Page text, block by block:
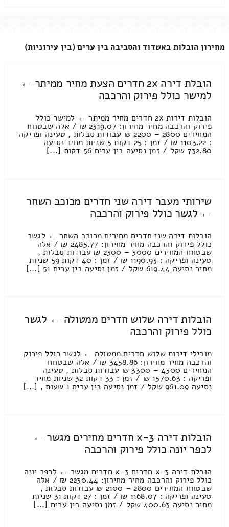
מחירון הובלות באשדוד והסביבה בין ערים (בין עירוניות)
הובלת דירה 2x חדרים הצעת מחיר ממיתר ←
למישר כולל פירוק והרכבה
הובלות דירות 2x חדרים מחיר ממיתר ← למישר כולל
פירוק והרכבה מחיר מחירון: 2319.07 ₪ / אלה שבטווח
המחירים 2800 – 2200 ₪ עבודות סבלות , טעינה ופריקה
: 1103.22 ₪ / זמן : 25 דקות 5 שניות מחיר נסיעה
732.80 שקל / זמן נסיעה בין ערים 56 דקות [...]
שירותי מעבר דירה שני חדרים מכוכב השחר
← לגשר כולל פירוק והרכבה
הובלות דירה שני חדרים מחירים מכוכב השחר ← לגשר
כולל פירוק והרכבה מחיר מחירון: 2485.77 ₪ / אלה
שבטווח המחירים 3000 – 2300 ₪ עבודות סבלות ,
טעינה ופריקה : 1190.93 ₪ / זמן : 40 דקות 59 שניות
מחיר נסיעה 619.44 שקל / זמן נסיעה בין ערים 51 [...]
הובלות דירה שלוש חדרים ממטולה ← לגשר
כולל פירוק והרכבה
מובילי דירות שלוש חדרים ממטולה ← לגשר כולל פירוק
והרכבה מחיר מחירון: 3458.86 ₪ / אלה שבטווח
המחירים 4300 – 3300 ₪ עבודות סבלות , טעינה
ופריקה : 1570.63 ₪ / זמן : 33 דקות 32 שניות מחיר
נסיעה 961.09 שקל / זמן נסיעה בין ערים 1 שעות , [...]
הובלות דירה 3-x חדרים מחירים מגשר ←
לכפר יונה כולל פירוק והרכבה
הובלת דירה 3-x חדרים 3-x חדרים מגשר ← לכפר יונה
כולל פירוק והרכבה מחיר מחירון: 2230.44 ₪ / אלה
שבטווח המחירים 2800 – 2100 ₪ עבודות סבלות ,
טעינה ופריקה : 1168.07 ₪ / זמן : 27 דקות 31 שניות
מחיר נסיעה 400.63 שקל / זמן נסיעה בין ערים [...]